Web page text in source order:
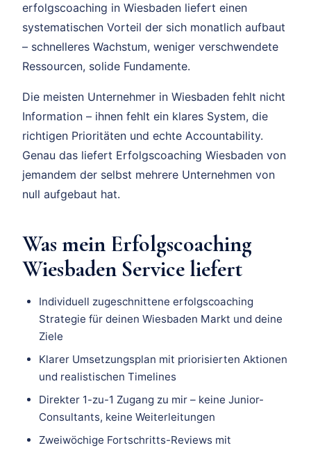
erfolgscoaching in Wiesbaden liefert einen
systematischen Vorteil der sich monatlich aufbaut
– schnelleres Wachstum, weniger verschwendete
Ressourcen, solide Fundamente.
Die meisten Unternehmer in Wiesbaden fehlt nicht
Information – ihnen fehlt ein klares System, die
richtigen Prioritäten und echte Accountability.
Genau das liefert Erfolgscoaching Wiesbaden von
jemandem der selbst mehrere Unternehmen von
null aufgebaut hat.
Was mein Erfolgscoaching
Wiesbaden Service liefert
Individuell zugeschnittene erfolgscoaching
Strategie für deinen Wiesbaden Markt und deine
Ziele
Klarer Umsetzungsplan mit priorisierten Aktionen
und realistischen Timelines
Direkter 1-zu-1 Zugang zu mir – keine Junior-
Consultants, keine Weiterleitungen
Zweiwöchige Fortschritts-Reviews mit